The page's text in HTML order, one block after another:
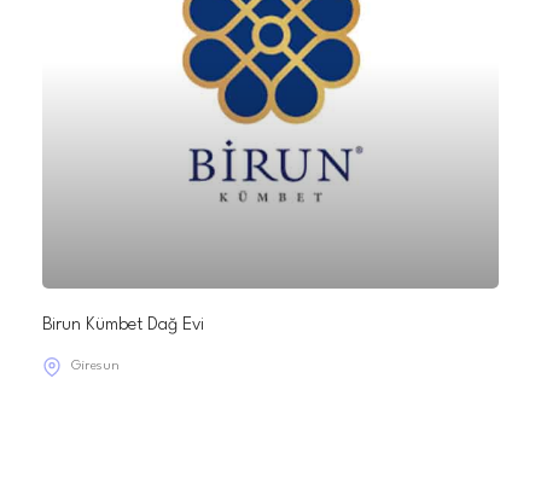
Birun Kümbet Dağ Evi
Giresun